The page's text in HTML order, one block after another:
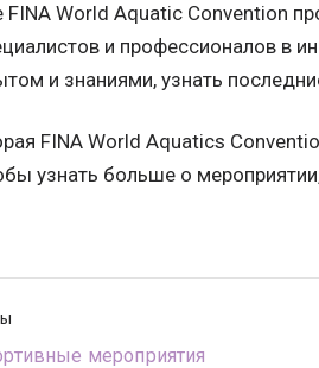
FINA World Aquatic Convention
и профессионалов в
и знаниями, узнать
FINA World Aquatics
узнать больше о
мероприятия